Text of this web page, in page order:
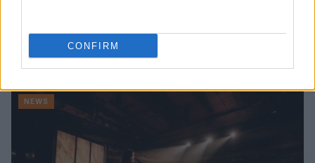
CONFIRM
Continua a leggere
NEWS